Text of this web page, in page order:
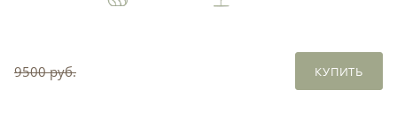
9500 руб. КУПИТЬ